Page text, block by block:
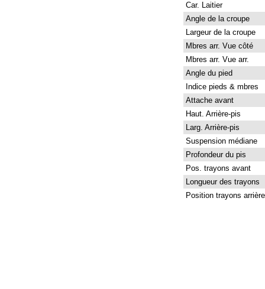
Car. Laitier
Angle de la croupe
Largeur de la croupe
Mbres arr. Vue côté
Mbres arr. Vue arr.
Angle du pied
Indice pieds & mbres
Attache avant
Haut. Arrière-pis
Larg. Arrière-pis
Suspension médiane
Profondeur du pis
Pos. trayons avant
Longueur des trayons
Position trayons arrière